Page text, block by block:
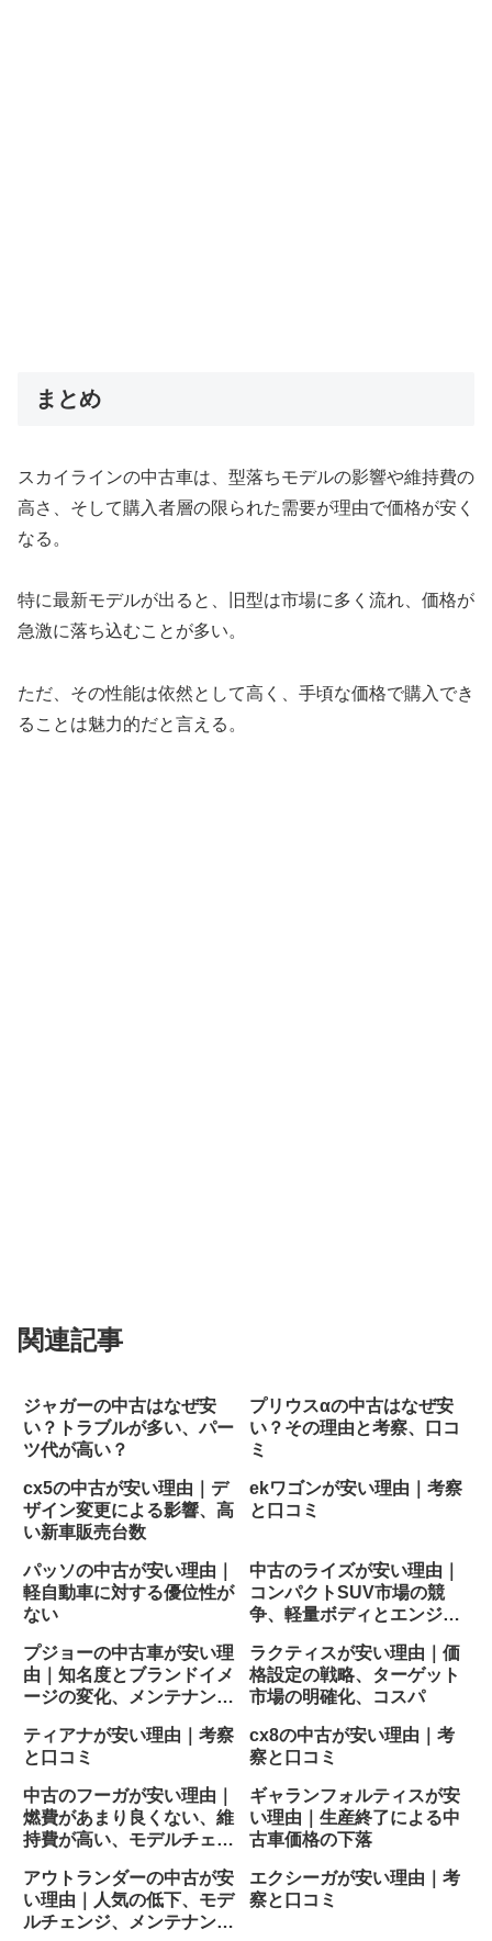
まとめ
スカイラインの中古車は、型落ちモデルの影響や維持費の
高さ、そして購入者層の限られた需要が理由で価格が安く
なる。
特に最新モデルが出ると、旧型は市場に多く流れ、価格が
急激に落ち込むことが多い。
ただ、その性能は依然として高く、手頃な価格で購入でき
ることは魅力的だと言える。
関連記事
ジャガーの中古はなぜ安
い？トラブルが多い、パー
ツ代が高い？
プリウスαの中古はなぜ安
い？その理由と考察、口コ
ミ
cx5の中古が安い理由｜デ
ザイン変更による影響、高
い新車販売台数
ekワゴンが安い理由｜考察
と口コミ
パッソの中古が安い理由｜
軽自動車に対する優位性が
ない
中古のライズが安い理由｜
コンパクトSUV市場の競
争、軽量ボディとエンジン
プジョーの中古車が安い理
由｜知名度とブランドイメ
ージの変化、メンテナンス
ラクティスが安い理由｜価
格設定の戦略、ターゲット
市場の明確化、コスパ
ティアナが安い理由｜考察
と口コミ
cx8の中古が安い理由｜考
察と口コミ
中古のフーガが安い理由｜
燃費があまり良くない、維
持費が高い、モデルチェン
ギャランフォルティスが安
い理由｜生産終了による中
古車価格の下落
アウトランダーの中古が安
い理由｜人気の低下、モデ
ルチェンジ、メンテナンス
エクシーガが安い理由｜考
察と口コミ